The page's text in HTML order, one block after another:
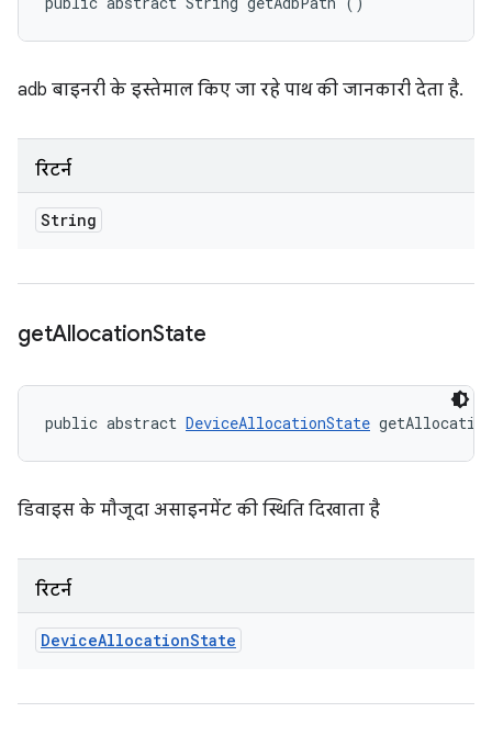
adb बाइनरी के इस्तेमाल किए जा रहे पाथ की जानकारी देता है.
रिटर्न
String
getAllocationState
public abstract DeviceAllocationState
डिवाइस के मौजूदा असाइनमेंट की स्थिति दिखाता है
रिटर्न
DeviceAllocationState